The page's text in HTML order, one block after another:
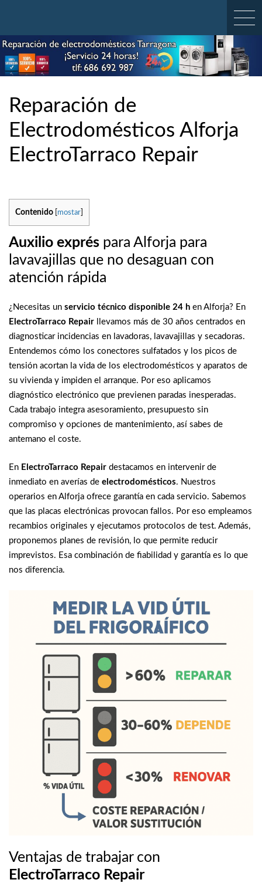
content
Reparación de
Electrodomésticos Alforja
ElectroTarraco Repair
Contenido mostar
Auxilio exprés para Alforja para
lavavajillas que no desaguan con
atención rápida
¿Necesitas un servicio técnico disponible 24 h en Alforja? En
ElectroTarraco Repair llevamos más de 30 años centrados en
diagnosticar incidencias en lavadoras, lavavajillas y secadoras.
Entendemos cómo los conectores sulfatados y los picos de
tensión acortan la vida de los electrodomésticos y aparatos de
su vivienda y impiden el arranque. Por eso aplicamos
diagnóstico electrónico que previenen paradas inesperadas.
Cada trabajo integra asesoramiento, presupuesto sin
compromiso y opciones de mantenimiento, así sabes de
antemano el coste.
En ElectroTarraco Repair destacamos en intervenir de
inmediato en averías de electrodomésticos. Nuestros
operarios en Alforja ofrece garantía en cada servicio. Sabemos
que las placas electrónicas provocan fallos. Por eso empleamos
recambios originales y ejecutamos protocolos de test. Además,
proponemos planes de revisión, lo que permite reducir
imprevistos. Esa combinación de fiabilidad y garantía es lo que
nos diferencia.
Ventajas de trabajar con
ElectroTarraco Repair